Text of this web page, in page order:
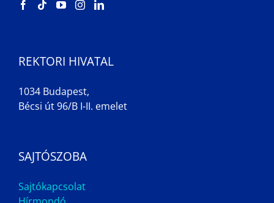
REKTORI HIVATAL
1034 Budapest,
Bécsi út 96/B I-II. emelet
SAJTÓSZOBA
Sajtókapcsolat